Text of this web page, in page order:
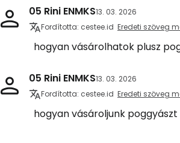
05 Rini ENMKS13. 03. 2026
Fordította: cestee.id Eredeti szöveg
hogyan vásárolhatok plusz
05 Rini ENMKS13. 03. 2026
Fordította: cestee.id Eredeti szöveg
hogyan vásároljunk poggyászt